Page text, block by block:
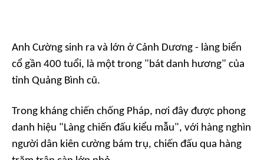
Anh Cường sinh ra và lớn ở Cảnh Dương - làng biển
cổ gần 400 tuổi, là một trong "bát danh hương" của
tỉnh Quảng Bình cũ.
Trong kháng chiến chống Pháp, nơi đây được phong
danh hiệu "Làng chiến đấu kiểu mẫu", với hàng nghìn
người dân kiên cường bám trụ, chiến đấu qua hàng